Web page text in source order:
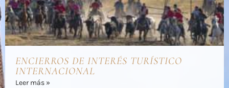
ENCIERROS DE INTERÉS TURÍSTICO
INTERNACIONAL
Leer más »